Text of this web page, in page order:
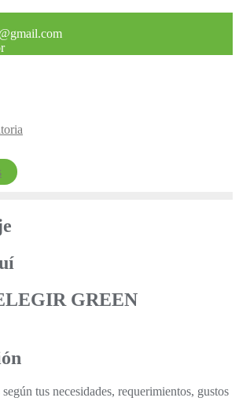
GREEN
tus necesidades, requerimientos, gustos